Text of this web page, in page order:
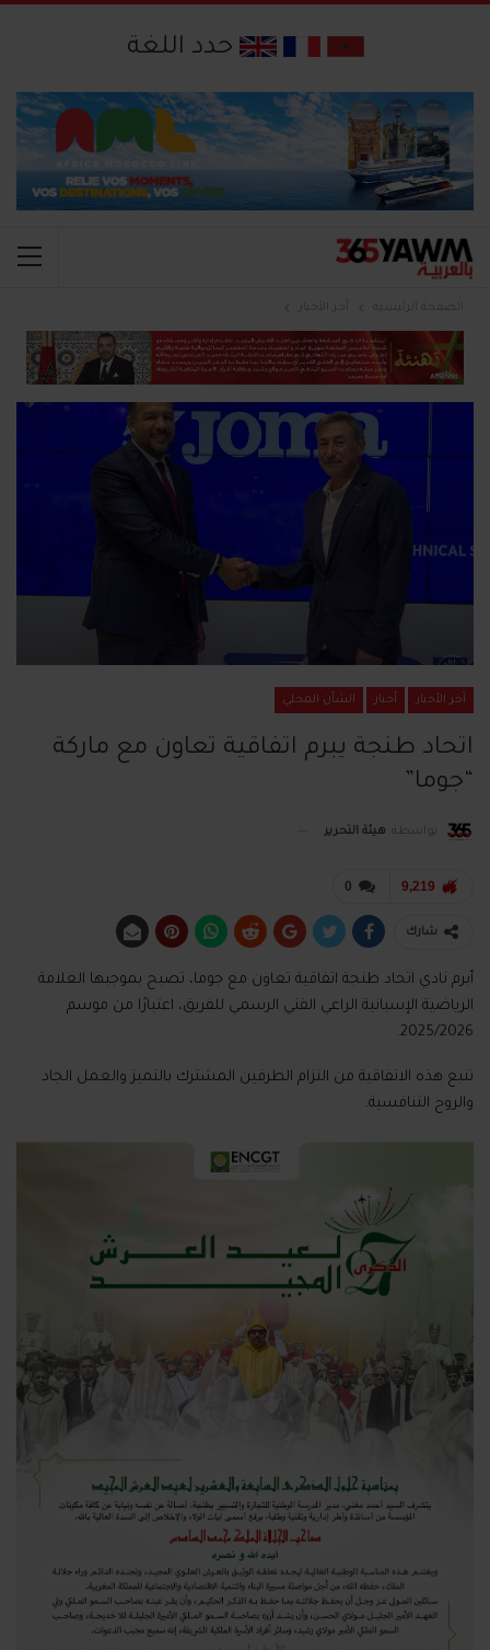
حدد اللغة
الصفحة الرئيسية
آخر الأخبار أخبار الشأن المحلي
اتحاد طنجة يبرم اتفاقية تعاون مع ماركة
“جوما”
بواسطة هيئة التحرير
0 9,219
شارك
أبرم نادي اتحاد طنجة اتفاقية تعاون مع جوما، تصبح بموجبها العلامة
الرياضية الإسبانية الراعي الفني الرسمي للفريق، اعتبارًا من موسم
2025/2026.
تنبع هذه الاتفاقية من التزام الطرفين المشترك بالتميز والعمل الجاد
والروح التنافسية.